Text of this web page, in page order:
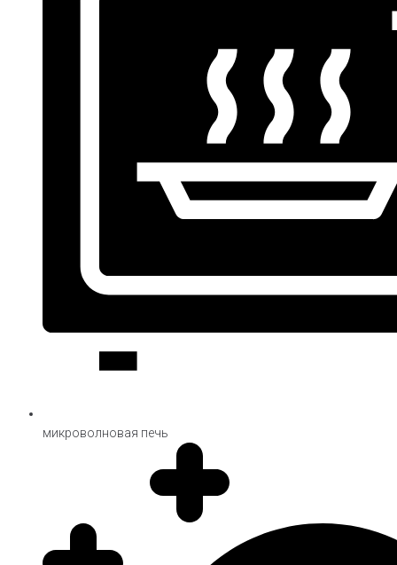
микроволновая печь